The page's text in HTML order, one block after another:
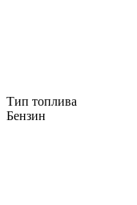
Тип топлива
Бензин